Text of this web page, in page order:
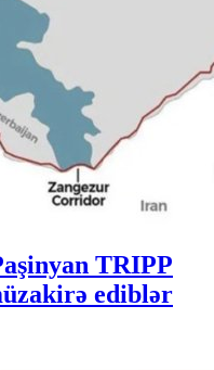
TRIPP
ediblər